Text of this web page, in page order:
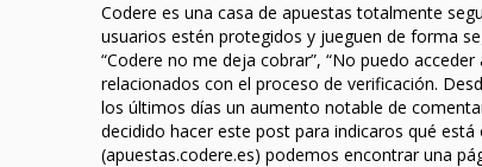
Codere es una casa de apuestas totalmente
usuarios estén protegidos y jueguen de forma
“Codere no me deja cobrar”, “No puedo
relacionados con el proceso de verificación.
los últimos días un aumento notable de
decidido hacer este post para indicaros qué
(apuestas.codere.es) podemos encontrar una